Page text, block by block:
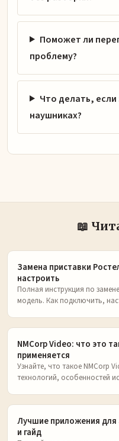
Поможет ли
проблему?
Что делать, если
наушниках?
📖
Замена приставки
настроить
Полная инструкция по
модель. Как подключить,
NMCorp Video: что это
применяется
Узнайте, что такое NMCorp
технологий, особенностей
Лучшие приложения для
и гайд